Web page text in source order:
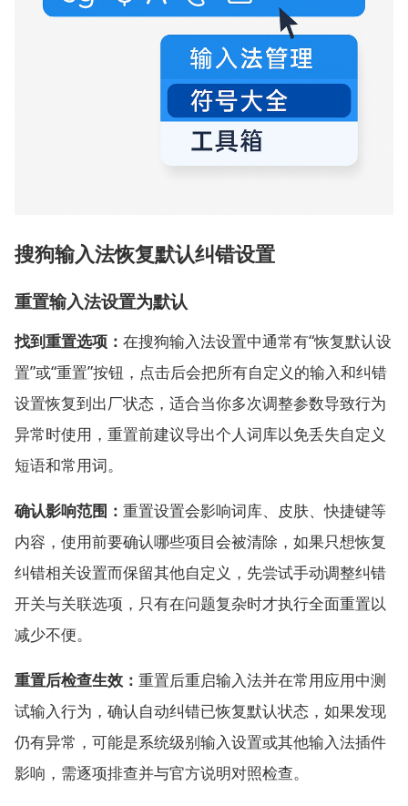
搜狗输入法恢复默认纠错设置
重置输入法设置为默认
找到重置选项： 在搜狗输入法设置中通常有“恢复默认设
置”或“重置”按钮，点击后会把所有自定义的输入和纠错
设置恢复到出厂状态，适合当你多次调整参数导致行为
异常时使用，重置前建议导出个人词库以免丢失自定义
短语和常用词。
确认影响范围： 重置设置会影响词库、皮肤、快捷键等
内容，使用前要确认哪些项目会被清除，如果只想恢复
纠错相关设置而保留其他自定义，先尝试手动调整纠错
开关与关联选项，只有在问题复杂时才执行全面重置以
减少不便。
重置后检查生效： 重置后重启输入法并在常用应用中测
试输入行为，确认自动纠错已恢复默认状态，如果发现
仍有异常，可能是系统级别输入设置或其他输入法插件
影响，需逐项排查并与官方说明对照检查。